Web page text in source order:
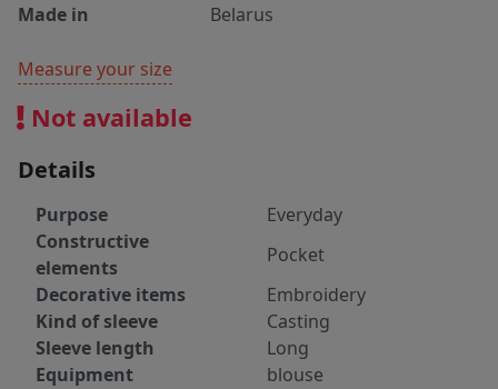
Made in
Belarus
Measure your size
Not available
Details
Purpose
Everyday
Constructive
elements
Pocket
Decorative items
Embroidery
Kind of sleeve
Casting
Sleeve length
Long
Equipment
blouse